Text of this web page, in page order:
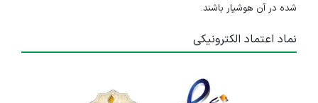
شده در آن هوشیار باشند.
نماد اعتماد الکترونیکی